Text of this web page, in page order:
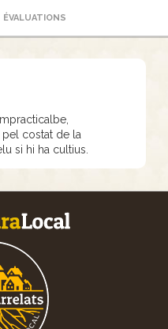
ÉVALUATIONS
costat de la
si hi ha cultius.